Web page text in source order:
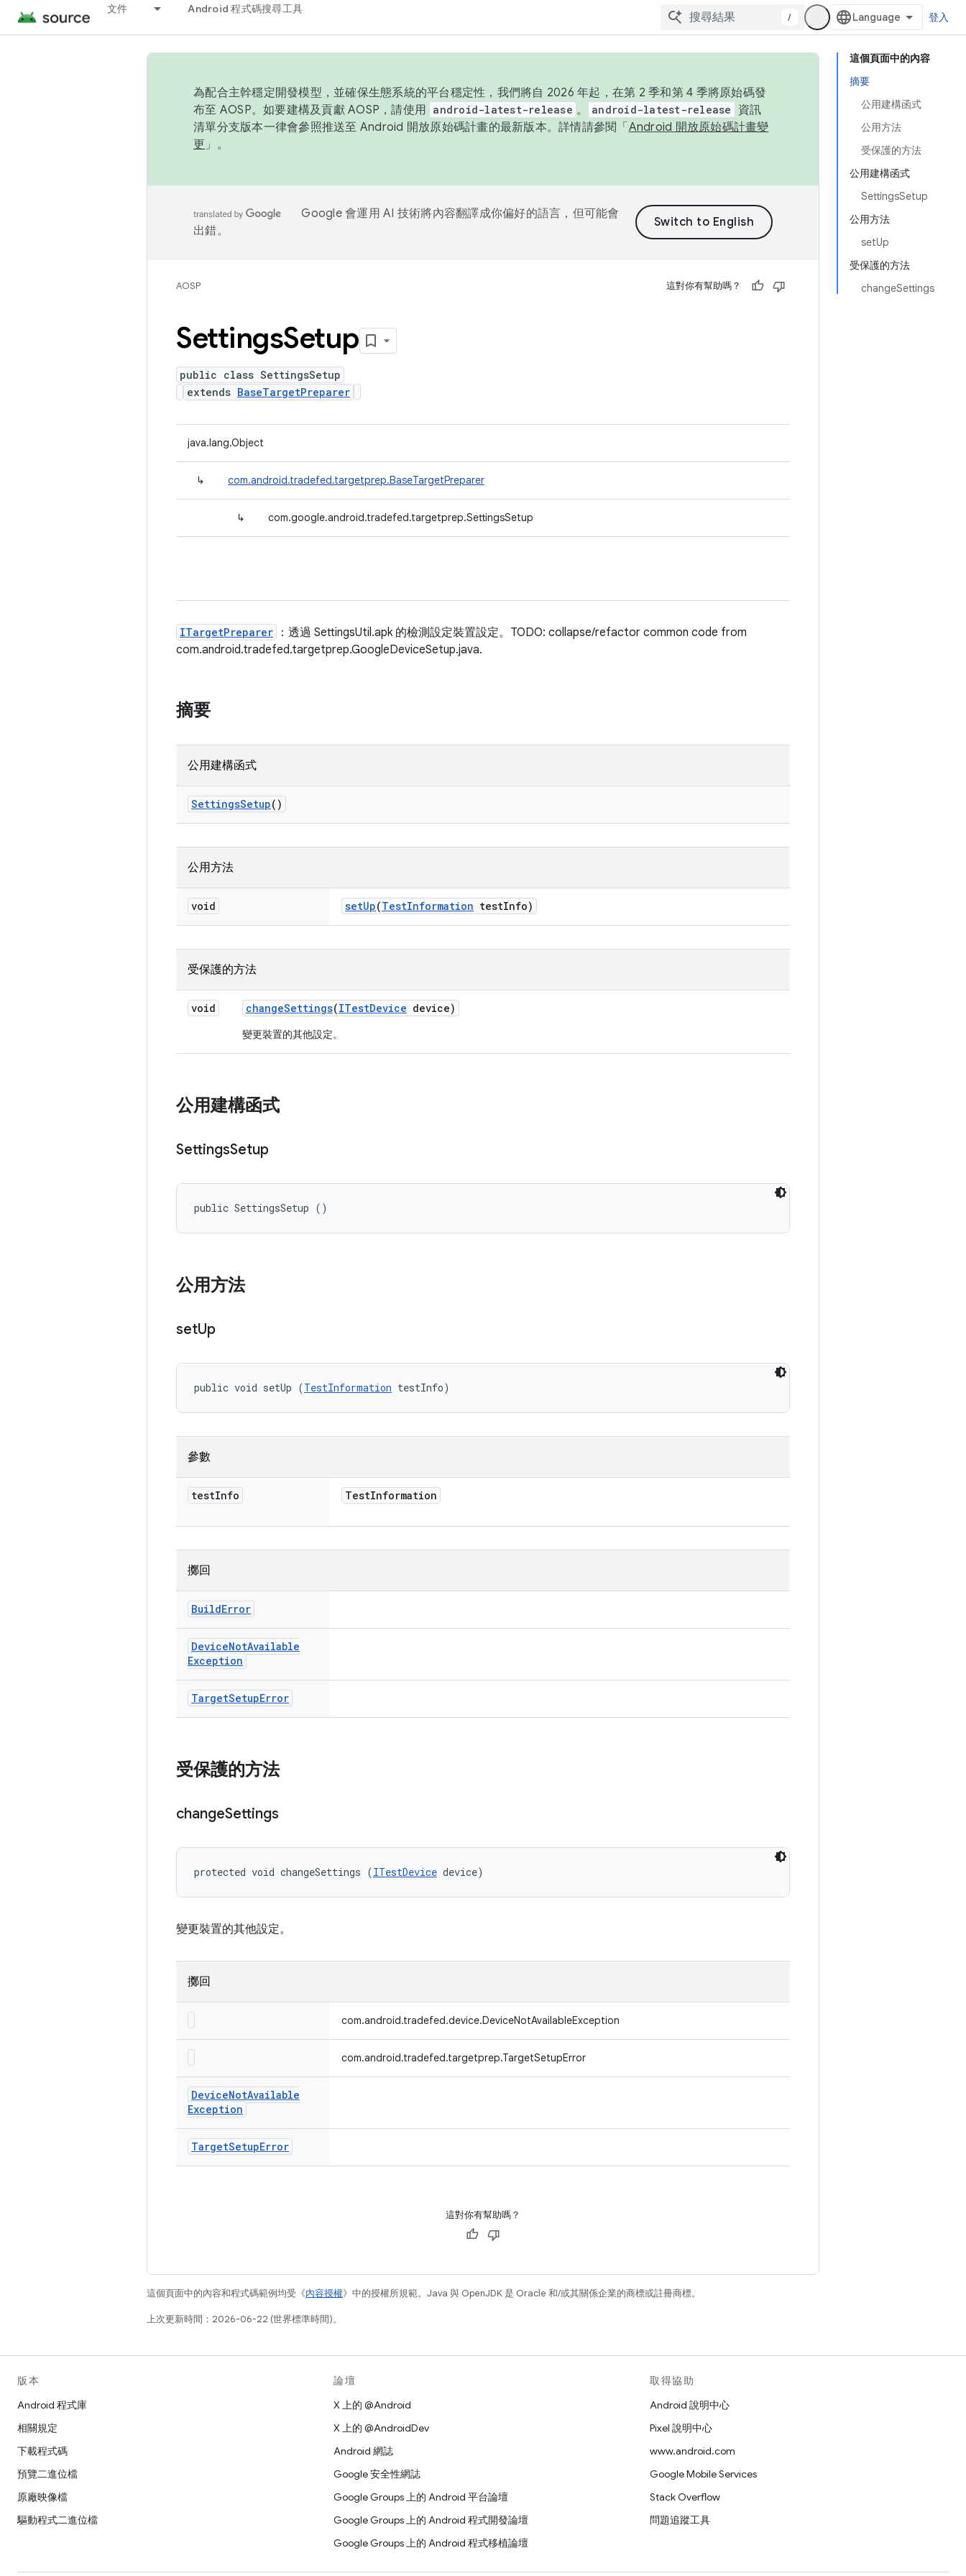
文件 Android 程式碼搜尋工具
/ 登入
這個頁面中的內容
摘要
公用建構函式
公用方法
受保護的方法
公用建構函式
SettingsSetup
公用方法
setUp
受保護的方法
changeSettings
為配合主幹穩定開發模型，並確保生態系統的平台穩定性，我們將自 2026 年起，在第 2 季和第 4 季將原始碼發
布至 AOSP。如要建構及貢獻 AOSP，請使用 android-latest-release 。 android-latest-release
資訊
清單分支版本一律會參照推送至 Android 開放原始碼計畫的最新版本。詳情請參閱「 Android 開放原始碼計畫變
更 」。
Google 會運用 AI 技術將內容翻譯成你偏好的語言，但可能會
出錯。
AOSP 這對你有幫助嗎？
SettingsSetup
public class SettingsSetup
extends BaseTargetPreparer
java.lang.Object
↳ com.android.tradefed.targetprep.BaseTargetPreparer
↳ com.google.android.tradefed.targetprep.SettingsSetup
ITargetPreparer
：透過 SettingsUtil.apk 的檢測設定裝置設定。TODO: collapse/refactor common code from
com.android.tradefed.targetprep.GoogleDeviceSetup.java.
摘要
公用建構函式
SettingsSetup()
公用方法
void setUp(TestInformation testInfo)
受保護的方法
void changeSettings(ITestDevice device)
變更裝置的其他設定。
公用建構函式
SettingsSetup
public SettingsSetup ()
公用方法
setUp
public void setUp (TestInformation testInfo)
參數
testInfo TestInformation
擲回
BuildError
DeviceNotAvailable
Exception
TargetSetupError
受保護的方法
changeSettings
protected void changeSettings (ITestDevice device)
變更裝置的其他設定。
擲回
com.android.tradefed.device.DeviceNotAvailableException
com.android.tradefed.targetprep.TargetSetupError
DeviceNotAvailable
Exception
TargetSetupError
這對你有幫助嗎？
這個頁面中的內容和程式碼範例均受《內容授權》中的授權所規範。Java 與 OpenJDK 是 Oracle 和/或其關係企業的商標或註冊商標。
上次更新時間：2026-06-22 (世界標準時間)。
版本
Android 程式庫
相關規定
下載程式碼
預覽二進位檔
原廠映像檔
驅動程式二進位檔
論壇
X 上的 @Android
X 上的 @AndroidDev
Android 網誌
Google 安全性網誌
Google Groups 上的 Android 平台論壇
Google Groups 上的 Android 程式開發論壇
Google Groups 上的 Android 程式移植論壇
取得協助
Android 說明中心
Pixel 說明中心
www.android.com
Google Mobile Services
Stack Overflow
問題追蹤工具